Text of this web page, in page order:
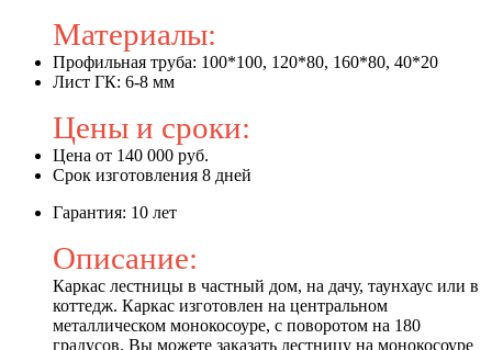
Материалы:
Профильная труба: 100*100, 120*80, 160*80, 40*20
Лист ГК: 6-8 мм
Цены и сроки:
Цена от 140 000 руб.
Срок изготовления 8 дней
Гарантия: 10 лет
Описание:
Каркас лестницы в частный дом, на дачу, таунхаус или в
коттедж. Каркас изготовлен на центральном
металлическом монокосоуре, с поворотом на 180
градусов. Вы можете заказать лестницу на монокосоуре